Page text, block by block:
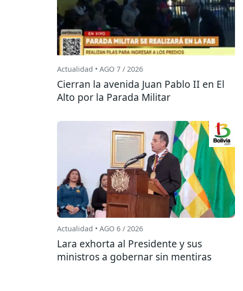
Actualidad • AGO 7 / 2026
Cierran la avenida Juan Pablo II en El
Alto por la Parada Militar
Actualidad • AGO 6 / 2026
Lara exhorta al Presidente y sus
ministros a gobernar sin mentiras